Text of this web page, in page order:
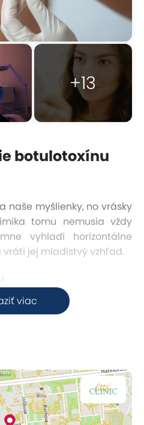
+13
viac
botulotoxínu
naše myšlienky, no vrásky
tomu nemusia vždy
vyhladí horizontálne
vráti jej mladistvý vzhľad.
signálom starnutia, ktorý
mimických svalov. S
vrásky pri vonkajších
pohľadu sviežosť.
obočia, ktoré otvorí